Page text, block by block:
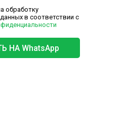
обработку
в соответствии с
НА WhatsApp